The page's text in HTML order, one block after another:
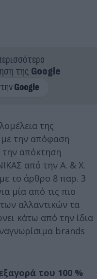
της Google
της
με την απόφαση
απόκτηση
από την Α. & Χ.
το άρθρο 8 παρ. 3
μία από τις πιο
αλλαντικών τα
κάτω από την ίδια
brands
του 100 %